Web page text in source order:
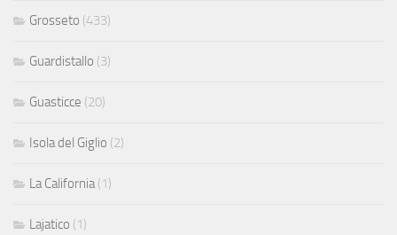
Grosseto (433)
Guardistallo (3)
Guasticce (20)
Isola del Giglio (2)
La California (1)
Lajatico (1)